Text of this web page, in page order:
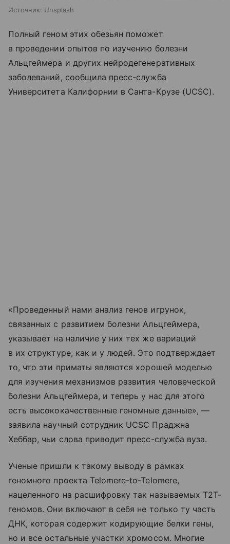
Источник: Unsplash
Полный геном этих обезьян поможет
в проведении опытов по изучению болезни
Альцгеймера и других нейродегенеративных
заболеваний, сообщила пресс-служба
Университета Калифорнии в Санта-Крузе (UCSC).
«Проведенный нами анализ генов игрунок,
связанных с развитием болезни Альцгеймера,
указывает на наличие у них тех же вариаций
в их структуре, как и у людей. Это подтверждает
то, что эти приматы являются хорошей моделью
для изучения механизмов развития человеческой
болезни Альцгеймера, и теперь у нас для этого
есть высококачественные геномные данные», —
заявила научный сотрудник UCSC Праджна
Хеббар, чьи слова приводит пресс-служба вуза.
Ученые пришли к такому выводу в рамках
геномного проекта Telomere-to-Telomere,
нацеленного на расшифровку так называемых Т2Т-
геномов. Они включают в себя не только ту часть
ДНК, которая содержит кодирующие белки гены,
но и все остальные участки хромосом. Многие